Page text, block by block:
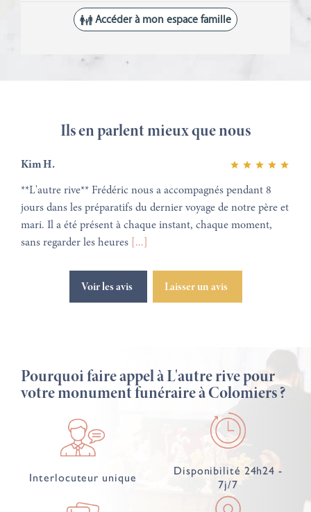
Ils en parlent mieux que nous
Kim H.
**L'autre rive** Frédéric nous a accompagnés pendant 8
jours dans les préparatifs du dernier voyage de notre père et
mari. Il a été présent à chaque instant, chaque moment,
sans regarder les heures [...]
Voir les avis Laisser un avis
Pourquoi faire appel à L'autre rive pour
votre monument funéraire à Colomiers ?
Interlocuteur unique
Disponibilité 24h24 -
7j/7